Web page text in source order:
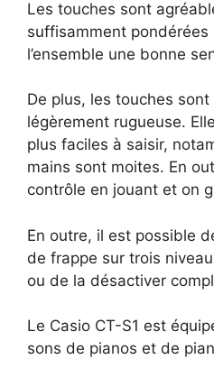
Les touches sont
suffisamment
l’ensemble une bonne
De plus, les touches
légèrement rugueuse.
plus faciles à saisir,
mains sont moites. En
contrôle en jouant et on
En outre, il est possible
de frappe sur trois
ou de la désactiver
Le Casio CT-S1 est
sons de pianos et de